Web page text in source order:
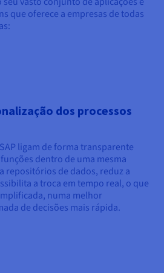
que oferece a empresas de todas
dos processos
ligam de forma transparente
dentro de uma mesma
repositórios de dados, reduz a
a troca em tempo real, o que
numa melhor
de decisões mais rápida.